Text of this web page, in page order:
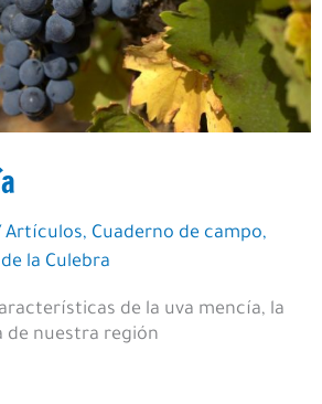
Artículos, Cuaderno de campo,
la Culebra
de la uva mencía, la
de nuestra región